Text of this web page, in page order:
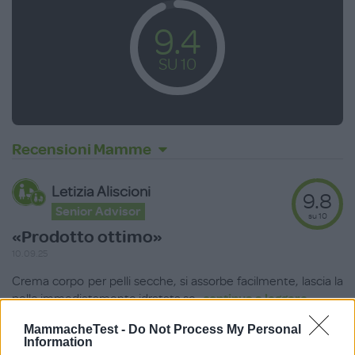
MammacheTest - Do Not Process My Personal
Information
9.4
SU 10
Recensioni Mamme
Letizia Aliscioni
Senior Advisor
«Prodotto ottimo»
9.8
su 10
Crema corpo per pelli secche, si assorbe facilmente, lascia la
pelle immediatamente idratata se...continua a leggere
Utile